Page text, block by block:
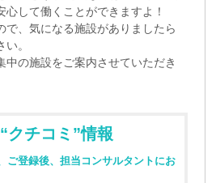
心して働くことができますよ！
で、気になる施設がありましたら
。
中の施設をご案内させていただき
“クチコミ”情報
ご登録後、担当コンサルタントにお